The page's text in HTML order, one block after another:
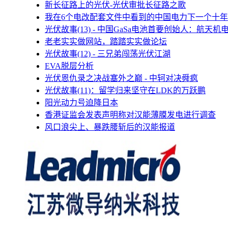
新长征路上的光伏-光伏审批长征路之歌
我在6个电改配套文件中看到的中国电力下一个十年
光伏故事(13) - 中国GaSa电池首要创始人：航天机
老老实实做网站，踏踏实实做论坛
光伏故事(12) - 三兄弟闯荡光伏江湖
EVA脱层分析
光伏恩仇录之决战塞外之巅 - 中轲对决舜疯
光伏故事(11)：留学归来坚守在LDK的万跃鹏
阳光动力号迫降日本
香港证监会发表声明称对汉能薄膜发电进行调查
风口浪尖上、暴跌腰斩后的汉能报道